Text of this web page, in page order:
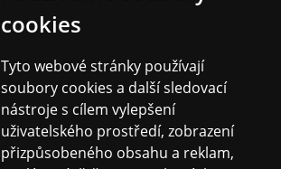
cookies
Tyto webové stránky používají
soubory cookies a další sledovací
nástroje s cílem vylepšení
uživatelského prostředí, zobrazení
přizpůsobeného obsahu a reklam,